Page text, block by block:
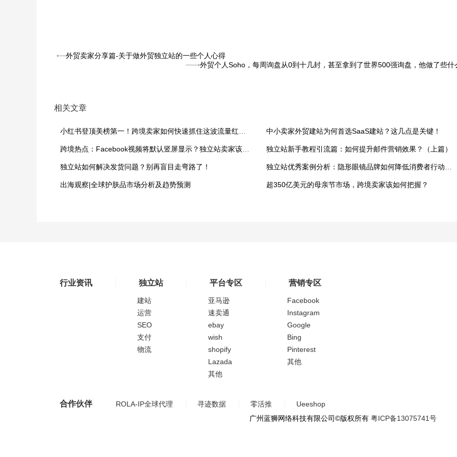
外贸卖家分享篇-关于做外贸独立站的一些个人心得
外贸个人Soho，每周询盘从0到十几封，甚至拿到了世界500强询盘，他做了些什
相关文章
中小卖家外贸建站为何首选SaaS建站？这几点是关键！
独立站新手教程引流篇：如何提升邮件营销效果？（上篇）
独立站如何解决发货问题？别再盲目走弯路了！
出海观察|全球护肤品市场分析及趋势预测 超350亿美元的母亲节市场，跨境卖家该如何把握？
行业资讯 独立站
建站
运营
SEO
支付
物流
平台专区
亚马逊
速卖通
ebay
wish
shopify
Lazada
其他
营销专区
Facebook
Instagram
Google
Bing
Pinterest
其他
合作伙伴 ROLA-IP全球代理 寻迹数据 零活推
Ueeshop
广州蓝狮网络科技有限公司©版权所有 粤ICP备13075741号